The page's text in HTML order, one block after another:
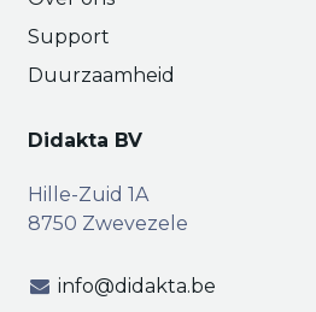
Support
Duurzaamheid
Didakta BV
Hille-Zuid 1A
8750 Zwevezele
info@didakta.be